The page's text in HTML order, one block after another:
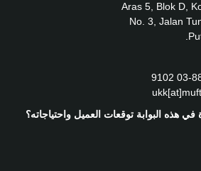
Aras 5, Blok D,
No. 3, Jalan
هذه البوابة توقعات العميل واحتياجاته؟